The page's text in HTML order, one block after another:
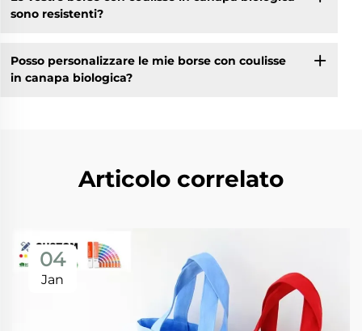
sono resistenti?
Posso personalizzare le mie borse con coulisse
in canapa biologica?
Articolo correlato
04
Jan